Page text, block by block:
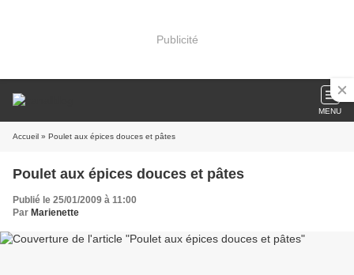
Publicité
MENU
Accueil » Poulet aux épices douces et pâtes
Poulet aux épices douces et pâtes
Publié le 25/01/2009 à 11:00
Par Marienette